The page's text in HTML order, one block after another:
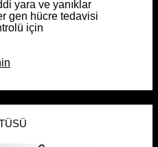
yara ve yanıklar
gen hücre tedavisi
için
yara ve yanıklar
gen hücre tedavisi
için